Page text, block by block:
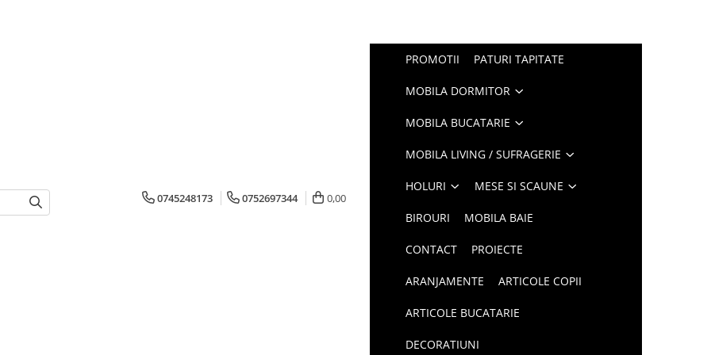
0745248173 0752697344 0,00
PROMOTII PATURI TAPITATE
MOBILA DORMITOR
MOBILA BUCATARIE
MOBILA LIVING / SUFRAGERIE
HOLURI MESE SI SCAUNE
BIROURI MOBILA BAIE
CONTACT PROIECTE
ARANJAMENTE ARTICOLE COPII
ARTICOLE BUCATARIE
DECORATIUNI